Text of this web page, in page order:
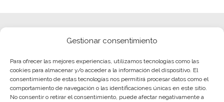
Gestionar consentimiento
Para ofrecer las mejores experiencias, utilizamos tecnologías como las
cookies para almacenar y/o acceder a la información del dispositivo. El
consentimiento de estas tecnologías nos permitirá procesar datos como el
comportamiento de navegación o las identificaciones únicas en este sitio.
No consentir o retirar el consentimiento, puede afectar negativamente a